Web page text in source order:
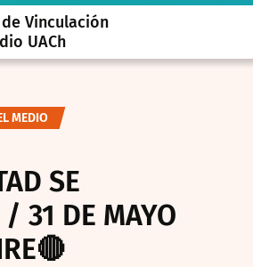
Vinculación
UACh
MEDIO
SE
/ 31 DE MAYO